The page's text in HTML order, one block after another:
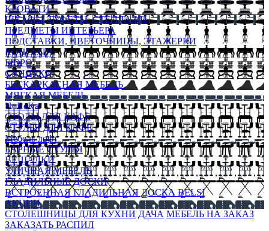
КРОВАТИ
ШКАФЫ, БУФЕТЫ, СТЕЛЛАЖИ
ПРЕДМЕТЫ ИНТЕРЬЕРА
ПОДСТАВКИ, ЦВЕТОЧНИЦЫ, ЭТАЖЕРКИ
КОНСОЛИ
БЮРО
СУНДУКИ
БЕСКАРКАСНАЯ МЕБЕЛЬ
МЯГКАЯ МЕБЕЛЬ
HoReKa
СТОЛЫ ДЛЯ КАФЕ
СТУЛЬЯ ДЛЯ КАФЕ
Мебель лофт
БАРНЫЕ СТУЛЬЯ
ВЕШАЛКИ
УЛИЧНАЯ МЕБЕЛЬ
ГЛАДИЛЬНЫЕ ДОСКИ
ВСТРОЕННАЯ ГЛАДИЛЬНАЯ ДОСКА BELSI
АКЦИИ
СТОЛЕШНИЦЫ ДЛЯ КУХНИ ДАЧА МЕБЕЛЬ НА ЗАКАЗ
ЗАКАЗАТЬ РАСПИЛ